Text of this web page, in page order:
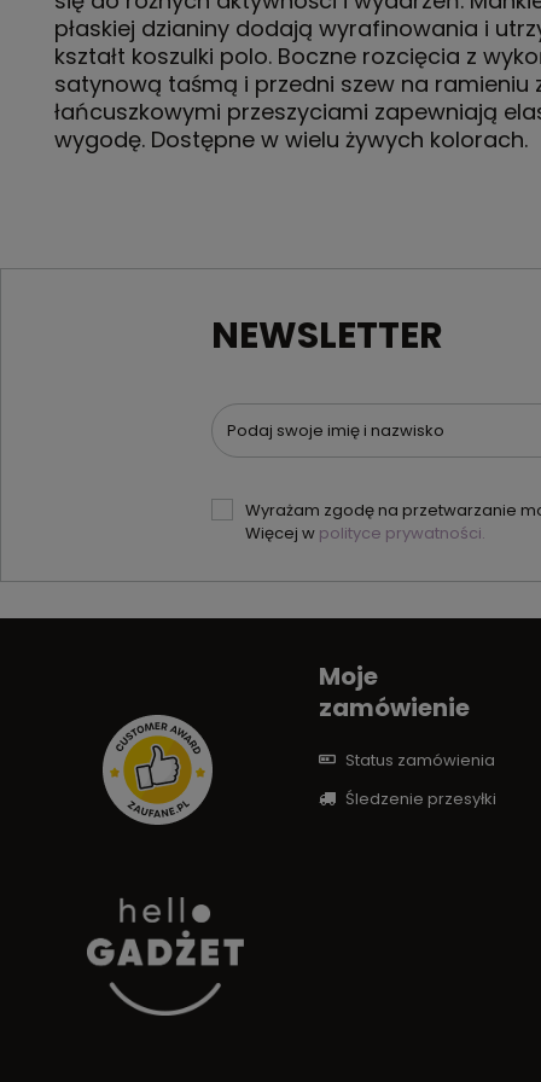
płaskiej dzianiny dodają wyrafinowania i
kształt koszulki polo. Boczne rozcięcia z
satynową taśmą i przedni szew na ramieniu
łańcuszkowymi przeszyciami zapewniają
wygodę. Dostępne w wielu żywych kolorach.
NEWSLETTER
Podaj swoje imię i nazwisko
Wyrażam zgodę na przetwarzanie
Więcej w polityce prywatności.
Moje
zamówienie
Status zamówienia
Śledzenie przesyłki